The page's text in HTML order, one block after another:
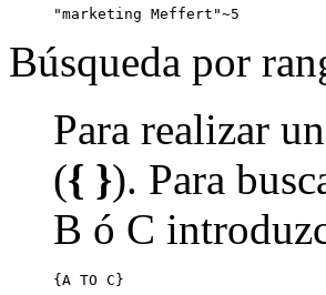
"marketing Meffert"~5
Búsqueda por
Para realizar
({ }). Para
B ó C
{A TO C}